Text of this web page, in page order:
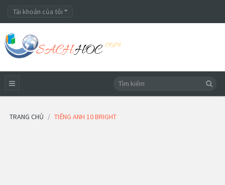
Tài khoản của tôi
TRANG CHỦ TIẾNG ANH 10 BRIGHT